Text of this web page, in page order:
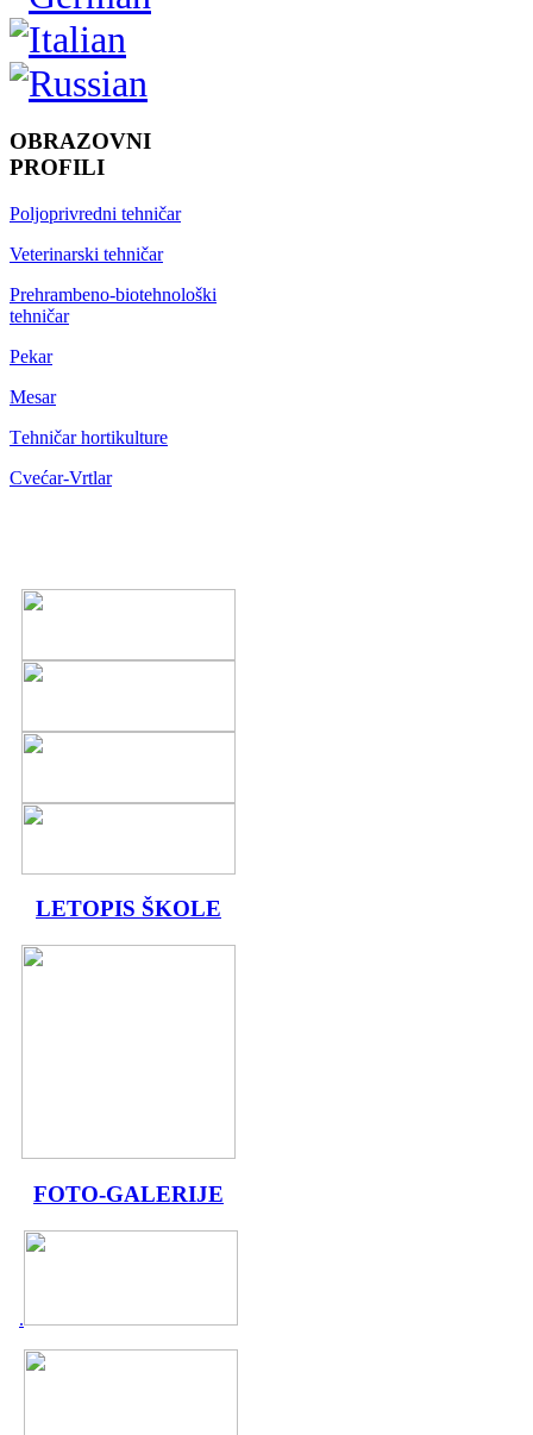
OBRAZOVNI
PROFILI
Poljoprivredni tehničar
Veterinarski tehničar
Prehrambeno-biotehnološki
tehničar
Pekar
Mesar
Тehničar hortikulture
Cvećar-Vrtlar
LETOPIS ŠKOLE
FOTO-GALERIJE
.